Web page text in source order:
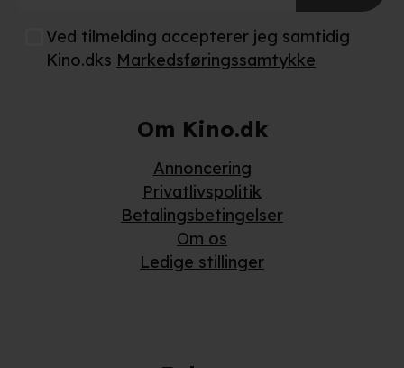
Ved tilmelding accepterer jeg samtidig
Kino.dks Markedsføringssamtykke
Om Kino.dk
Annoncering
Privatlivspolitik
Betalingsbetingelser
Om os
Ledige stillinger